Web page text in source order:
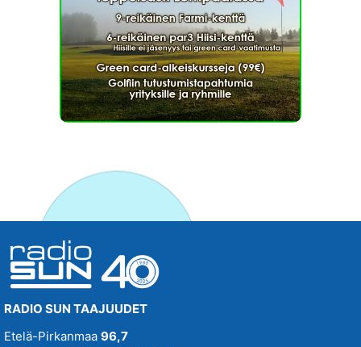
RADIO SUN TAAJUUDET
Etelä-Pirkanmaa 96,7